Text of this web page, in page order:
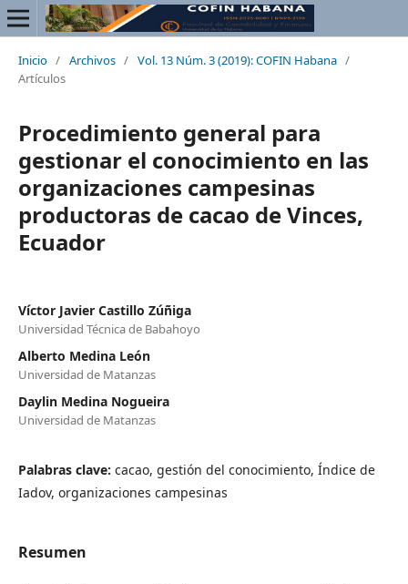
Inicio / Archivos / Vol. 13 Núm. 3 (2019): COFIN Habana /
Artículos
Procedimiento general para
gestionar el conocimiento en las
organizaciones campesinas
productoras de cacao de Vinces,
Ecuador
Víctor Javier Castillo Zúñiga
Universidad Técnica de Babahoyo
Alberto Medina León
Universidad de Matanzas
Daylin Medina Nogueira
Universidad de Matanzas
Palabras clave: cacao, gestión del conocimiento, Índice de
Iadov, organizaciones campesinas
Resumen